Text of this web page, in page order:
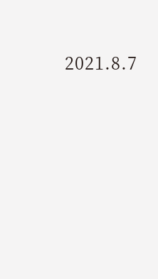
2021.8.7